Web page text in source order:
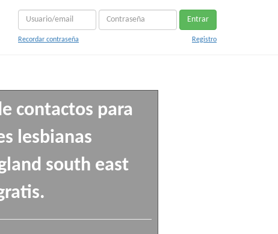
Entrar
Recordar contraseña Registro
contactos para
lesbianas
south east